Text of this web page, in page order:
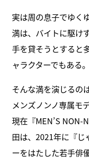
実は周の息子でゆく
満は、バイトに駆け
手を貸そうとすると
ャラクターでもある。
そんな満を演じるの
メンズノンノ専属モ
現在『MEN’S NON-
田は、2021年に『じ
ーをはたした若手俳